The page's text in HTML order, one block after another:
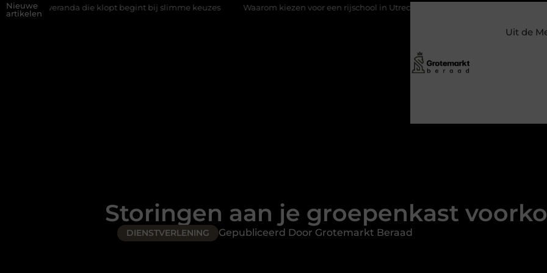
Nieuwe
artikelen
die klopt begint bij slimme keuzes Waarom kiezen voor een rijschool in Utrecht? Duurzaamheid verweven in de
Uit de
Storingen aan je groepenkast
DIENSTVERLENING Gepubliceerd Door Grotemarkt Beraad